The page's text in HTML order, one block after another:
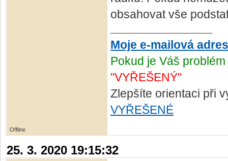
obsahovat vše
Moje e-mailová
Pokud je Váš
"VYŘEŠENÝ"
Zlepšíte orientaci při
VYŘEŠENÉ
Offline
25. 3. 2020 19:15:32